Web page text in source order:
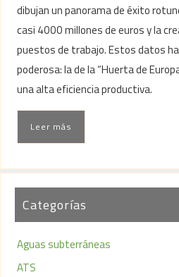
dibujan un panorama de éxito
casi 4000 millones de euros y la
puestos de trabajo. Estos datos
poderosa: la de la “Huerta de
una alta eficiencia productiva.
Leer más
Categorías
Aguas subterráneas
ATS